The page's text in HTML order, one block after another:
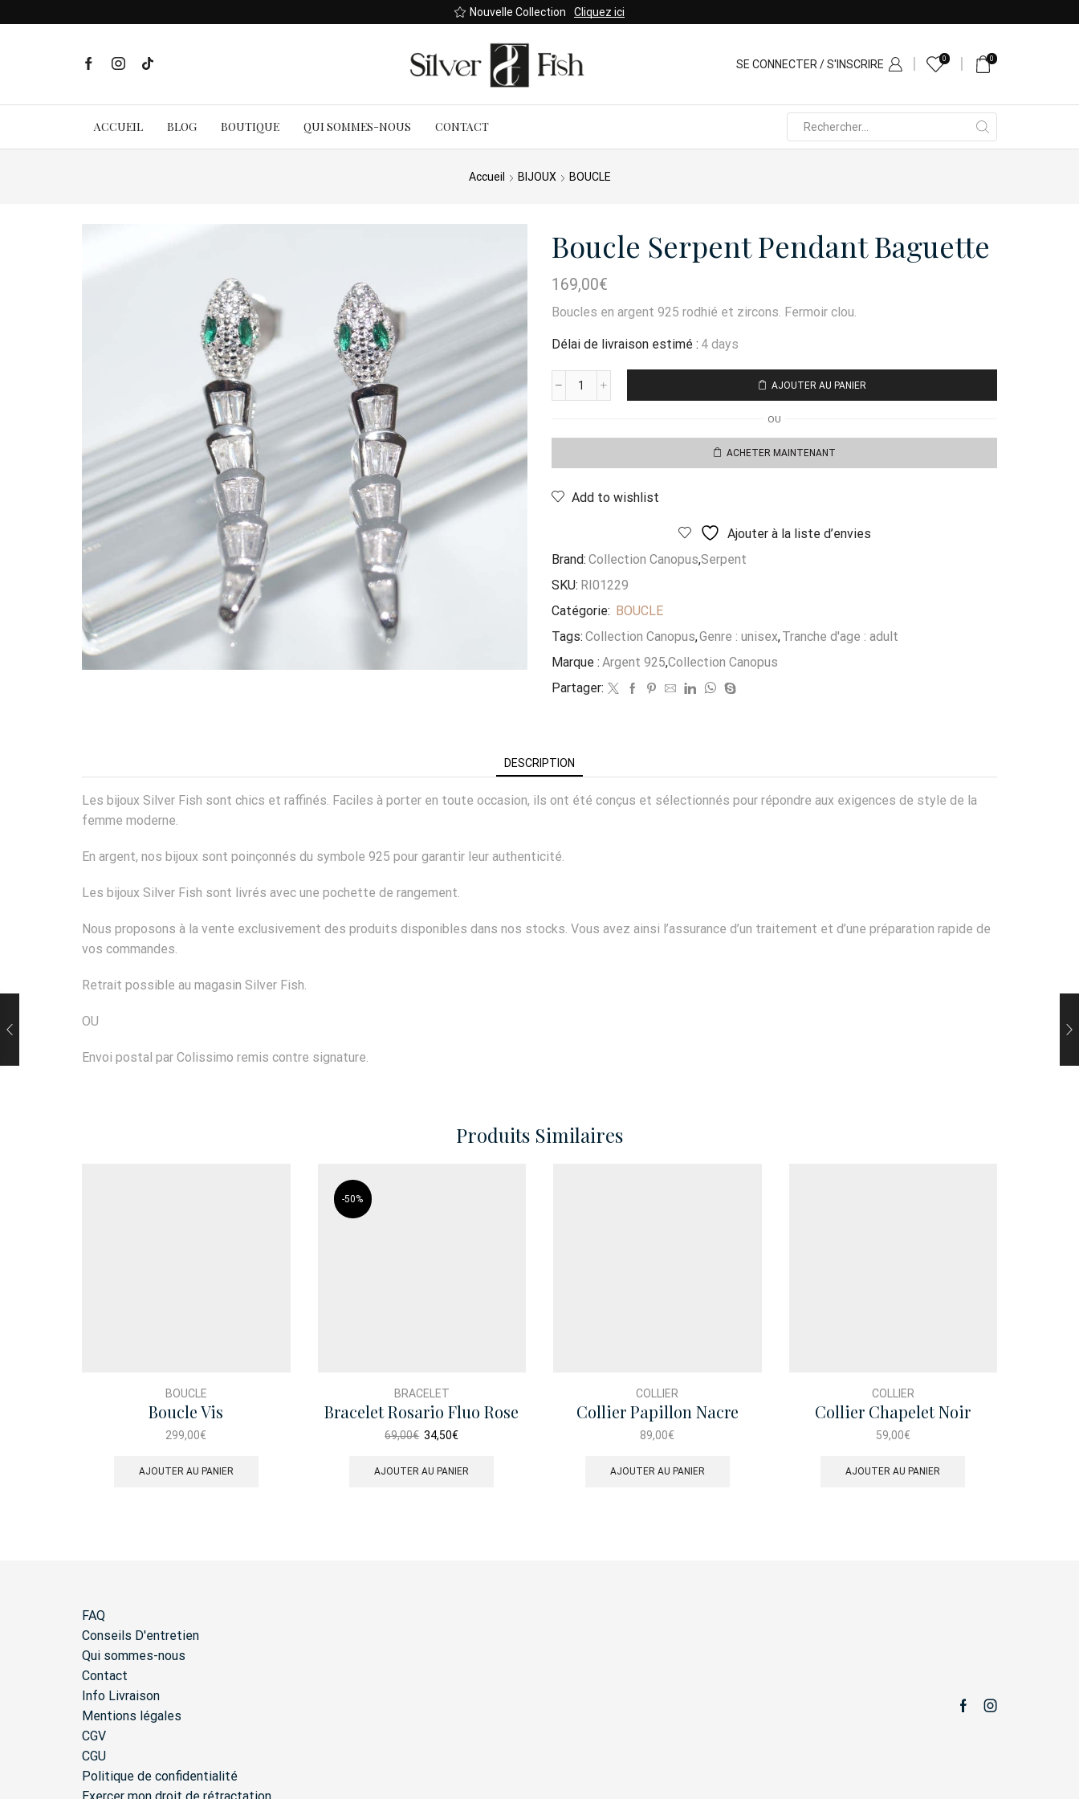
Nouvelle Collection Cliquez ici
SE CONNECTER / S'INSCRIRE 0 0
ACCUEIL BLOG BOUTIQUE QUI SOMMES-NOUS CONTACT
input
Accueil BIJOUX BOUCLE
Boucle Serpent Pendant Baguette
169,00€
Boucles en argent 925 rodhié et zircons. Fermoir clou.
Délai de livraison estimé : 4 days
quantité
Serpent
Baguette
AJOUTER AU PANIER
OU
ACHETER MAINTENANT
Add to wishlist
Ajouter à la liste d’envies
Brand: Collection Canopus,Serpent
SKU: RI01229
Catégorie: BOUCLE
Tags: Collection Canopus,Genre : unisex,Tranche d'age : adult
Marque : Argent 925,Collection Canopus
Partager:
DESCRIPTION
Les bijoux Silver Fish sont chics et raffinés. Faciles à porter en toute occasion, ils ont été conçus et sélectionnés pour répondre aux exigences de style de la
femme moderne.
En argent, nos bijoux sont poinçonnés du symbole 925 pour garantir leur authenticité.
Les bijoux Silver Fish sont livrés avec une pochette de rangement.
Nous proposons à la vente exclusivement des produits disponibles dans nos stocks. Vous avez ainsi l’assurance d’un traitement et d’une préparation rapide de
vos commandes.
Retrait possible au magasin Silver Fish.
OU
Envoi postal par Colissimo remis contre signature.
Produits Similaires
BOUCLE
Boucle Vis
299,00€
AJOUTER AU PANIER
-50%
BRACELET
Bracelet Rosario Fluo Rose
Rose
69,00€ Le
initial
34,50€Le
actuel
AJOUTER AU PANIER
COLLIER
Collier Papillon Nacre
89,00€
AJOUTER AU PANIER
COLLIER
Collier Chapelet Noir
59,00€
AJOUTER AU PANIER
FAQ
Conseils D'entretien
Qui sommes-nous
Contact
Info Livraison
Mentions légales
CGV
CGU
Politique de confidentialité
FacebookInstagram